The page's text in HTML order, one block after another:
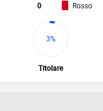
0 Rosso
3%
Titolare